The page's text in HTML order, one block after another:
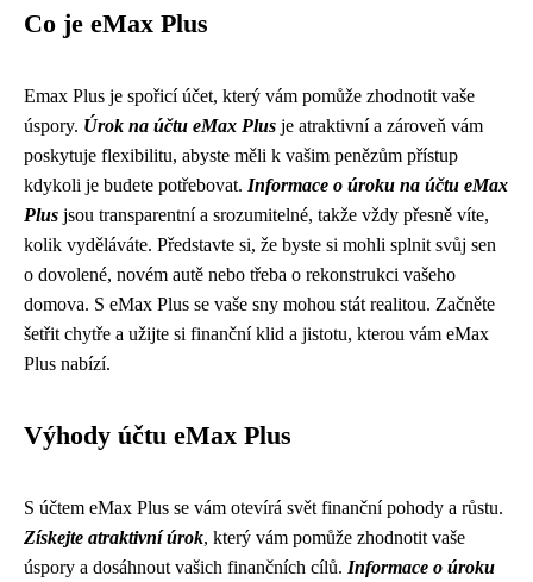
Co je eMax Plus
Emax Plus je spořicí účet, který vám pomůže zhodnotit vaše
úspory. Úrok na účtu eMax Plus je atraktivní a zároveň vám
poskytuje flexibilitu, abyste měli k vašim penězům přístup
kdykoli je budete potřebovat. Informace o úroku na účtu eMax
Plus jsou transparentní a srozumitelné, takže vždy přesně víte,
kolik vyděláváte. Představte si, že byste si mohli splnit svůj sen
o dovolené, novém autě nebo třeba o rekonstrukci vašeho
domova. S eMax Plus se vaše sny mohou stát realitou. Začněte
šetřit chytře a užijte si finanční klid a jistotu, kterou vám eMax
Plus nabízí.
Výhody účtu eMax Plus
S účtem eMax Plus se vám otevírá svět finanční pohody a růstu.
Získejte atraktivní úrok, který vám pomůže zhodnotit vaše
úspory a dosáhnout vašich finančních cílů. Informace o úroku